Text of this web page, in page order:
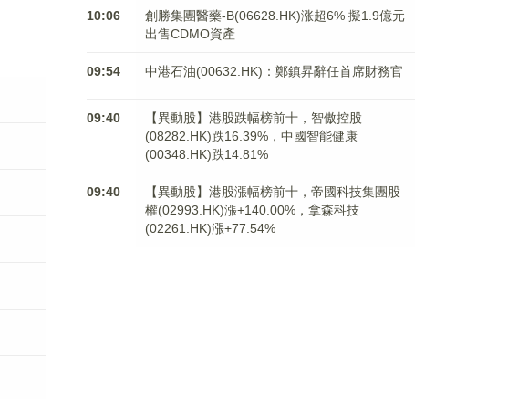
10:06
創勝集團醫藥-B(06628.HK)涨超6% 擬1.9億元
出售CDMO資產
09:54 中港石油(00632.HK)：鄭鎮昇辭任首席財務官
09:40
【異動股】港股跌幅榜前十，智傲控股
(08282.HK)跌16.39%，中國智能健康
(00348.HK)跌14.81%
09:40
【異動股】港股漲幅榜前十，帝國科技集團股
權(02993.HK)漲+140.00%，拿森科技
(02261.HK)漲+77.54%